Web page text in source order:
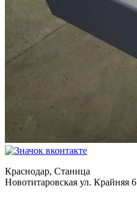
Краснодар, Станица
Новотитаровская ул. Крайняя 6